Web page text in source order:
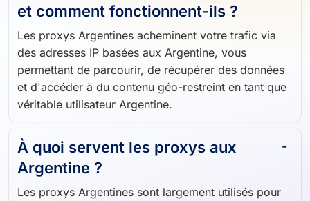
et comment fonctionnent-ils ?
Les proxys Argentines acheminent votre trafic via
des adresses IP basées aux Argentine, vous
permettant de parcourir, de récupérer des données
et d'accéder à du contenu géo-restreint en tant que
véritable utilisateur Argentine.
À quoi servent les proxys aux
Argentine ?
Les proxys Argentines sont largement utilisés pour